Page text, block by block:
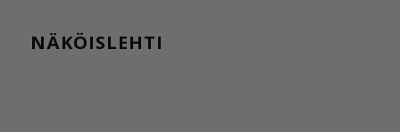
NÄKÖISLEHTI